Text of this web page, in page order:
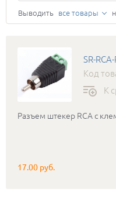
Выводить все товары
SR-
Код
К
Разъем штекер RCA с
17.00 руб.